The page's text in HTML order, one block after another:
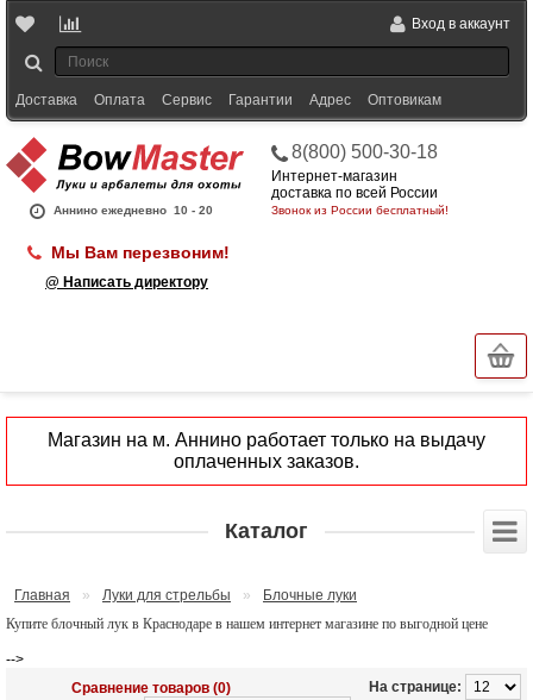
Вход в аккаунт
Доставка Оплата Сервис Гарантии Адрес Оптовикам
Аннино ежедневно 10 - 20
8(800) 500-30-18
Интернет-магазин
доставка по всей России
Звонок из России бесплатный!
Мы Вам перезвоним!
@ Написать директору
Магазин на м. Аннино работает только на выдачу
оплаченных заказов.
Каталог
Главная » Луки для стрельбы »
Блочные луки
Купите блочный лук в Краснодаре в нашем интернет магазине по выгодной цене
-->
На странице:
Сравнение товаров (0)